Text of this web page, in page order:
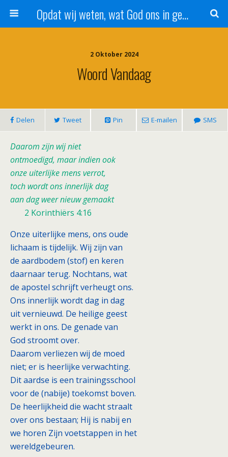
Opdat wij weten, wat God ons in genade schenkt!
2 Oktober 2024
Woord Vandaag
Delen Tweet Pin E-mailen SMS
Daarom zijn wij niet
ontmoedigd, maar indien ook
onze uiterlijke mens verrot,
toch wordt ons innerlijk dag
aan dag weer nieuw gemaakt
2 Korinthiërs 4:16
Onze uiterlijke mens, ons oude
lichaam is tijdelijk. Wij zijn van
de aardbodem (stof) en keren
daarnaar terug. Nochtans, wat
de apostel schrijft verheugt ons.
Ons innerlijk wordt dag in dag
uit vernieuwd. De heilige geest
werkt in ons. De genade van
God stroomt over.
Daarom verliezen wij de moed
niet; er is heerlijke verwachting.
Dit aardse is een trainingsschool
voor de (nabije) toekomst boven.
De heerlijkheid die wacht straalt
over ons bestaan; Hij is nabij en
we horen Zijn voetstappen in het
wereldgebeuren.